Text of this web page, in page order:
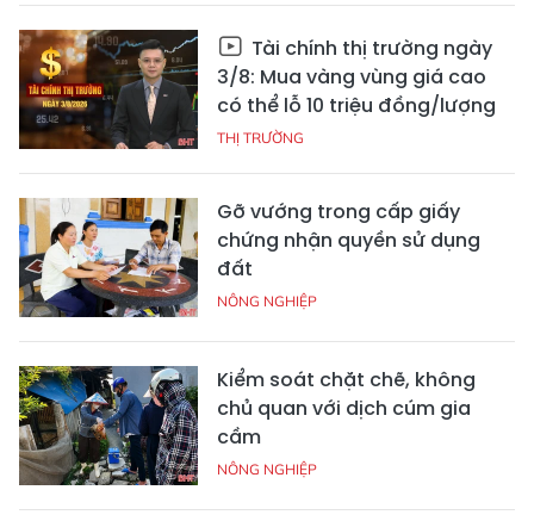
Tài chính thị trường ngày
3/8: Mua vàng vùng giá cao
có thể lỗ 10 triệu đồng/lượng
THỊ TRƯỜNG
Gỡ vướng trong cấp giấy
chứng nhận quyền sử dụng
đất
NÔNG NGHIỆP
Kiểm soát chặt chẽ, không
chủ quan với dịch cúm gia
cầm
NÔNG NGHIỆP